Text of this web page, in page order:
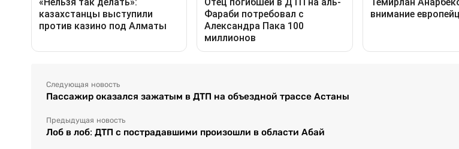
Следующая новость
Пассажир оказался зажатым в ДТП на объездной трассе Астаны
Предыдущая новость
Лоб в лоб: ДТП с пострадавшими произошли в области Абай